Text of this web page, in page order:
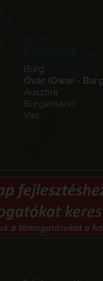
Pinkaóvár
Burg
Óvár (Owar -
Ausztria
Burgenland
Vas